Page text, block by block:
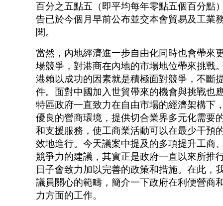
百分之五點五（即平均每年零點五個百分點
告已於今個月早前公布並交本會貿易及工業
閱。
當然，內地經濟進一步自由化同時也會帶來
場競爭，對港商在內地的市場地位帶來挑戰
港賴以成功的因素就是積極面對競爭，不斷
件。面對中國加入世貿帶來的機會與挑戰也
特區政府一直致力在自由市場的經濟架構下
優良的營商環境，提供切合業界多元化需要
和支援服務，使工商業活動可以在最少干預
效地進行。今天議案中提及的多項提升工商
競爭力的建議，其實正是政府一直以來所推
日子會致力加以完善的政策和措施。在此，
議員關心的範疇，簡介一下政府在利便營商
力方面的工作。